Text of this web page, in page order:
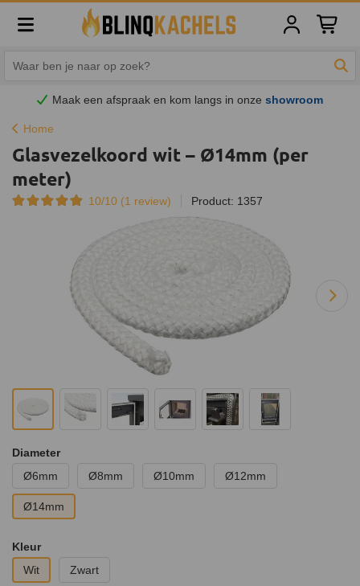
Maak een afspraak en kom langs in onzeshowroom
Home
Glasvezelkoord wit – Ø14mm (per
meter)
10/10 (1 review) Product: 1357
Diameter
Ø6mm
Ø8mm Ø10mm Ø12mm
Ø14mm
Kleur
Wit
Zwart